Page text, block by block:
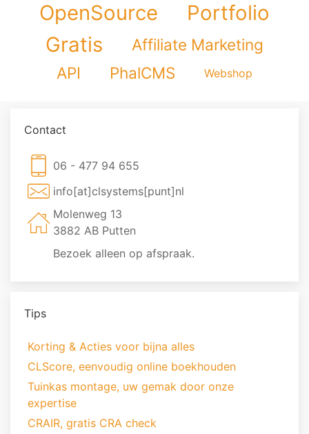
OpenSource
Portfolio
Gratis
Affiliate Marketing
API
PhalCMS Webshop
Contact
06 - 477 94 655
info[at]clsystems[punt]nl
Molenweg 13
3882 AB Putten
Bezoek alleen op afspraak.
Tips
Korting & Acties voor bijna alles
CLScore, eenvoudig online boekhouden
Tuinkas montage, uw gemak door onze
expertise
CRAIR, gratis CRA check